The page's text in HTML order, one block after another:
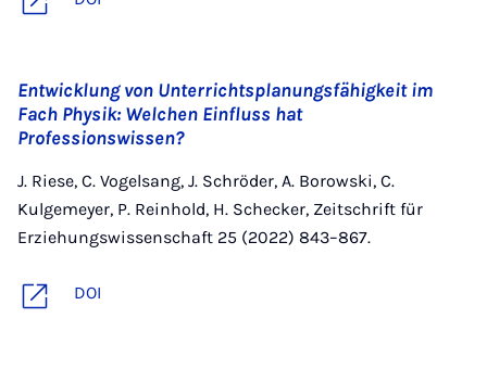
Entwicklung von Unterrichtsplanungsfähigkeit im
Fach Physik: Welchen Einfluss hat
Professionswissen?
J. Riese, C. Vogelsang, J. Schröder, A. Borowski, C.
Kulgemeyer, P. Reinhold, H. Schecker, Zeitschrift für
Erziehungswissenschaft 25 (2022) 843–867.
DOI